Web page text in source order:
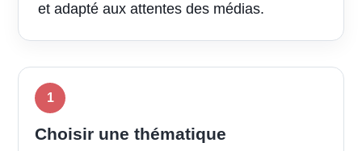
et adapté aux attentes des médias.
Choisir une thématique